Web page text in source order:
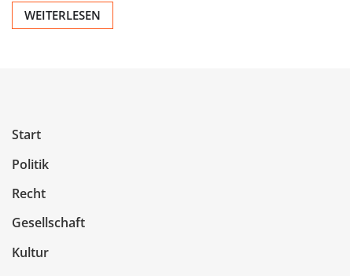
WEITERLESEN
Start
Politik
Recht
Gesellschaft
Kultur